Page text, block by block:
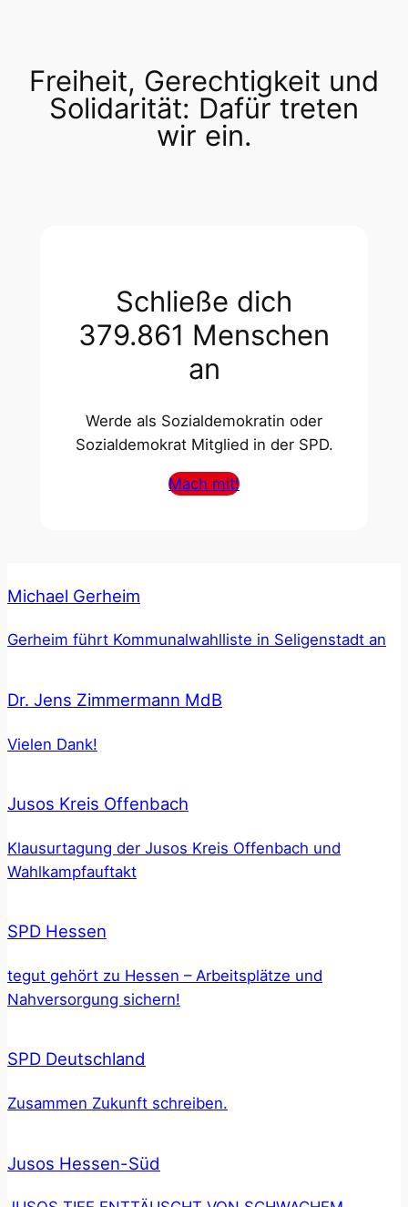
Freiheit, Gerechtigkeit und
Solidarität: Dafür treten
wir ein.
Schließe dich
379.861 Menschen
an
Werde als Sozialdemokratin oder
Sozialdemokrat Mitglied in der SPD.
Mach mit!
Michael Gerheim
Gerheim führt Kommunalwahlliste in Seligenstadt an
Dr. Jens Zimmermann MdB
Vielen Dank!
Jusos Kreis Offenbach
Klausurtagung der Jusos Kreis Offenbach und
Wahlkampfauftakt
SPD Hessen
tegut gehört zu Hessen – Arbeitsplätze und
Nahversorgung sichern!
SPD Deutschland
Zusammen Zukunft schreiben.
Jusos Hessen-Süd